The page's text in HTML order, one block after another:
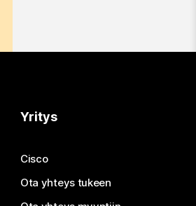
Yritys
Cisco
Ota yhteys tukeen